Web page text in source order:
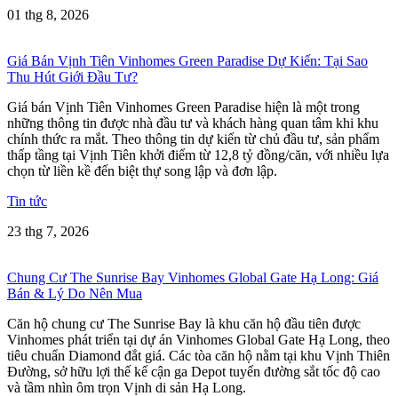
01 thg 8, 2026
Giá Bán Vịnh Tiên Vinhomes Green Paradise Dự Kiến: Tại Sao
Thu Hút Giới Đầu Tư?
Giá bán Vịnh Tiên Vinhomes Green Paradise hiện là một trong
những thông tin được nhà đầu tư và khách hàng quan tâm khi khu
chính thức ra mắt. Theo thông tin dự kiến từ chủ đầu tư, sản phẩm
thấp tầng tại Vịnh Tiên khởi điểm từ 12,8 tỷ đồng/căn, với nhiều lựa
chọn từ liền kề đến biệt thự song lập và đơn lập.
Tin tức
23 thg 7, 2026
Chung Cư The Sunrise Bay Vinhomes Global Gate Hạ Long: Giá
Bán & Lý Do Nên Mua
Căn hộ chung cư The Sunrise Bay là khu căn hộ đầu tiên được
Vinhomes phát triển tại dự án Vinhomes Global Gate Hạ Long, theo
tiêu chuẩn Diamond đắt giá. Các tòa căn hộ nằm tại khu Vịnh Thiên
Đường, sở hữu lợi thế kế cận ga Depot tuyến đường sắt tốc độ cao
và tầm nhìn ôm trọn Vịnh di sản Hạ Long.